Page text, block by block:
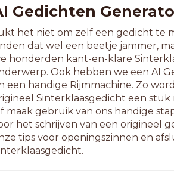
letterwoorden
Gedichten
het niet om zelf een gedicht te
dat wel een beetje jammer,
honderden kant-en-klare
Ook hebben we een AI
een handige Rijmmachine. Zo
Sinterklaasgedicht een stuk
maak gebruik van ons handige
het schrijven van een origineel
tips voor openingszinnen en